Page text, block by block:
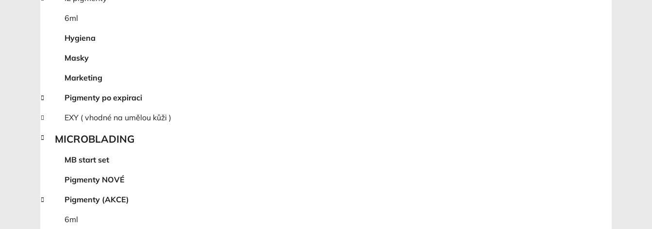
6ml
Hygiena
Masky
Marketing
Pigmenty po expiraci
EXY ( vhodné na umělou kůži )
MICROBLADING
MB start set
Pigmenty NOVÉ
Pigmenty (AKCE)
6ml